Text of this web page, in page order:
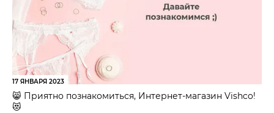
17 ЯНВАРЯ 2023
😸 Приятно познакомиться, Интернет-магазин Vishco!
😻